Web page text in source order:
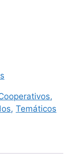
€.,
, Temáticos